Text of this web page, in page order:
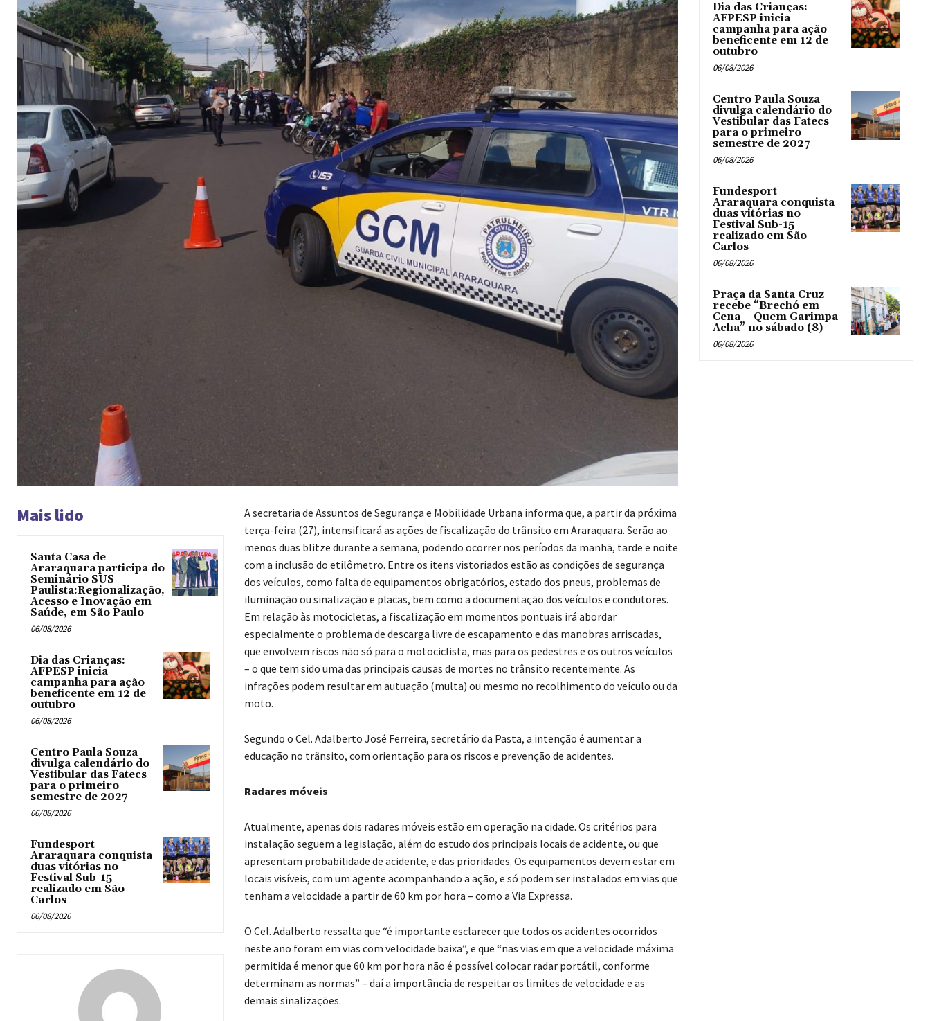
Mais lido
Santa Casa de
Araraquara participa do
Seminário SUS
Paulista:Regionalização,
Acesso e Inovação em
Saúde, em São Paulo
06/08/2026
Dia das Crianças:
AFPESP inicia
campanha para ação
beneficente em 12 de
outubro
06/08/2026
Centro Paula Souza
divulga calendário do
Vestibular das Fatecs
para o primeiro
semestre de 2027
06/08/2026
Fundesport
Araraquara conquista
duas vitórias no
Festival Sub-15
realizado em São
Carlos
06/08/2026
A secretaria de Assuntos de Segurança e Mobilidade Urbana informa que, a partir da próxima
terça-feira (27), intensificará as ações de fiscalização do trânsito em Araraquara. Serão ao
menos duas blitze durante a semana, podendo ocorrer nos períodos da manhã, tarde e noite
com a inclusão do etilômetro. Entre os itens vistoriados estão as condições de segurança
dos veículos, como falta de equipamentos obrigatórios, estado dos pneus, problemas de
iluminação ou sinalização e placas, bem como a documentação dos veículos e condutores.
Em relação às motocicletas, a fiscalização em momentos pontuais irá abordar
especialmente o problema de descarga livre de escapamento e das manobras arriscadas,
que envolvem riscos não só para o motociclista, mas para os pedestres e os outros veículos
– o que tem sido uma das principais causas de mortes no trânsito recentemente. As
infrações podem resultar em autuação (multa) ou mesmo no recolhimento do veículo ou da
moto.
Segundo o Cel. Adalberto José Ferreira, secretário da Pasta, a intenção é aumentar a
educação no trânsito, com orientação para os riscos e prevenção de acidentes.
Radares móveis
Atualmente, apenas dois radares móveis estão em operação na cidade. Os critérios para
instalação seguem a legislação, além do estudo dos principais locais de acidente, ou que
apresentam probabilidade de acidente, e das prioridades. Os equipamentos devem estar em
locais visíveis, com um agente acompanhando a ação, e só podem ser instalados em vias que
tenham a velocidade a partir de 60 km por hora – como a Via Expressa.
O Cel. Adalberto ressalta que “é importante esclarecer que todos os acidentes ocorridos
neste ano foram em vias com velocidade baixa”, e que “nas vias em que a velocidade máxima
permitida é menor que 60 km por hora não é possível colocar radar portátil, conforme
determinam as normas” – daí a importância de respeitar os limites de velocidade e as
demais sinalizações.
Dia das Crianças:
AFPESP inicia
campanha para ação
beneficente em 12 de
outubro
06/08/2026
Centro Paula Souza
divulga calendário do
Vestibular das Fatecs
para o primeiro
semestre de 2027
06/08/2026
Fundesport
Araraquara conquista
duas vitórias no
Festival Sub-15
realizado em São
Carlos
06/08/2026
Praça da Santa Cruz
recebe “Brechó em
Cena – Quem Garimpa
Acha” no sábado (8)
06/08/2026